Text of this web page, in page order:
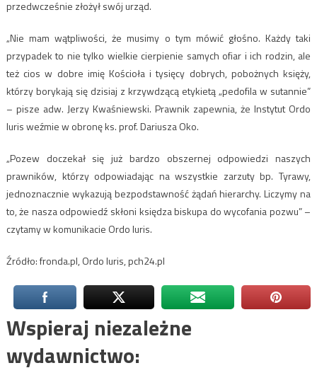
przedwcześnie złożył swój urząd.
„Nie mam wątpliwości, że musimy o tym mówić głośno. Każdy taki
przypadek to nie tylko wielkie cierpienie samych ofiar i ich rodzin, ale
też cios w dobre imię Kościoła i tysięcy dobrych, pobożnych księży,
którzy borykają się dzisiaj z krzywdzącą etykietą „pedofila w sutannie”
– pisze adw. Jerzy Kwaśniewski. Prawnik zapewnia, że Instytut Ordo
Iuris weźmie w obronę ks. prof. Dariusza Oko.
„Pozew doczekał się już bardzo obszernej odpowiedzi naszych
prawników, którzy odpowiadając na wszystkie zarzuty bp. Tyrawy,
jednoznacznie wykazują bezpodstawność żądań hierarchy. Liczymy na
to, że nasza odpowiedź skłoni księdza biskupa do wycofania pozwu” –
czytamy w komunikacie Ordo Iuris.
Źródło: fronda.pl, Ordo Iuris, pch24.pl
Wspieraj niezależne
wydawnictwo: